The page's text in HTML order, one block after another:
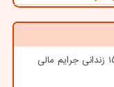
مشارکت ستاد اجرائی فرمان امام در آزادی ۱۵۲۳ زندانی جرایم مالی